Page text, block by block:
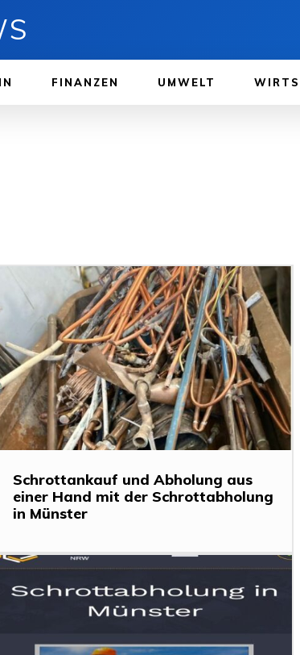
FINANZEN UMWELT
Schrottankauf und Abholung aus
einer Hand mit der Schrottabholung
in Münster